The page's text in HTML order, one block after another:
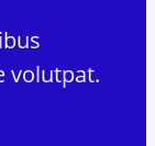
volutpat.